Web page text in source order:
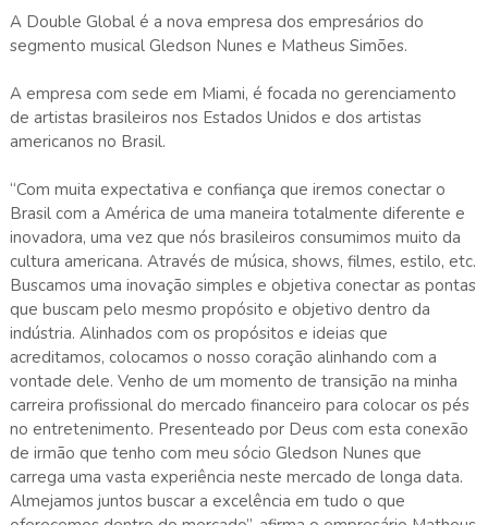
A Double Global é a nova empresa dos empresários do
segmento musical Gledson Nunes e Matheus Simões.
A empresa com sede em Miami, é focada no gerenciamento
de artistas brasileiros nos Estados Unidos e dos artistas
americanos no Brasil.
“Com muita expectativa e confiança que iremos conectar o
Brasil com a América de uma maneira totalmente diferente e
inovadora, uma vez que nós brasileiros consumimos muito da
cultura americana. Através de música, shows, filmes, estilo, etc.
Buscamos uma inovação simples e objetiva conectar as pontas
que buscam pelo mesmo propósito e objetivo dentro da
indústria. Alinhados com os propósitos e ideias que
acreditamos, colocamos o nosso coração alinhando com a
vontade dele. Venho de um momento de transição na minha
carreira profissional do mercado financeiro para colocar os pés
no entretenimento. Presenteado por Deus com esta conexão
de irmão que tenho com meu sócio Gledson Nunes que
carrega uma vasta experiência neste mercado de longa data.
Almejamos juntos buscar a excelência em tudo o que